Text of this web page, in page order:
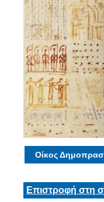
Οίκος
Επιστροφή στη